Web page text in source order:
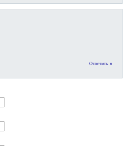
Ответить »